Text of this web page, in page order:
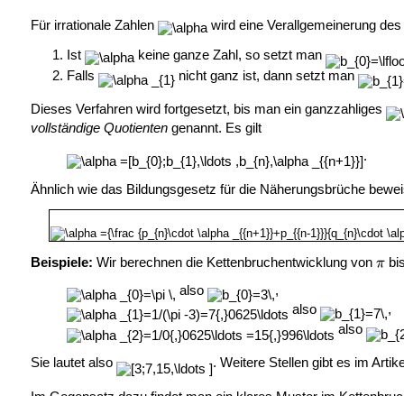
Für irrationale Zahlen wird eine Verallgemeinerung
Ist
keine ganze Zahl, so setzt man
Falls
nicht ganz ist, dann setzt man
Dieses Verfahren wird fortgesetzt, bis man ein ganzzahliges
vollständige Quotientengenannt. Es gilt
.
Ähnlich wie das Bildungsgesetz für die Näherungsbrüche
Beispiele: Wir berechnen die Kettenbruchentwicklung von
also
,
also
,
also
Sie lautet also . Weitere Stellen gibt es im